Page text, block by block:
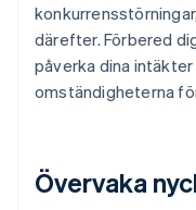
därefter. Förbered
påverka dina
omständigheterna
Övervaka